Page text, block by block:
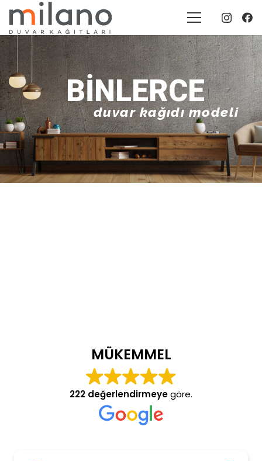
BINLERCE
duvar kağıdı modeli
MÜKEMMEL
222 değerlendirmeyegöre.